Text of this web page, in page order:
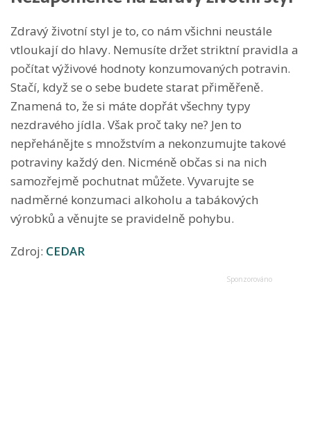
Zdravý životní styl je to, co nám všichni neustále
vtloukají do hlavy. Nemusíte držet striktní pravidla a
počítat výživové hodnoty konzumovaných potravin.
Stačí, když se o sebe budete starat přiměřeně.
Znamená to, že si máte dopřát všechny typy
nezdravého jídla. Však proč taky ne? Jen to
nepřehánějte s množstvím a nekonzumujte takové
potraviny každý den. Nicméně občas si na nich
samozřejmě pochutnat můžete. Vyvarujte se
nadměrné konzumaci alkoholu a tabákových
výrobků a věnujte se pravidelně pohybu.
Zdroj: CEDAR